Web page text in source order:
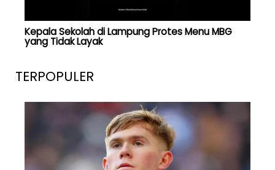
Kepala Sekolah di Lampung Protes Menu MBG
yang Tidak Layak
TERPOPULER